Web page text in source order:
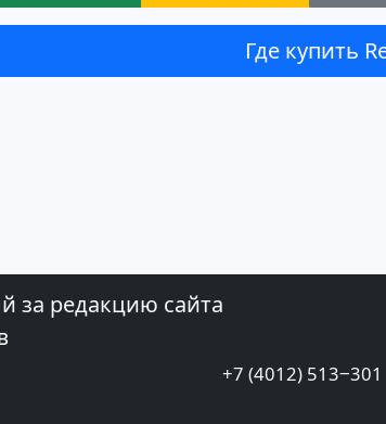
Где купить
за редакцию сайта
+7 (4012) 513‒301